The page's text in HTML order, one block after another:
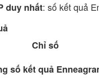
duy nhất: số kết quả
Chỉ số
số kết quả